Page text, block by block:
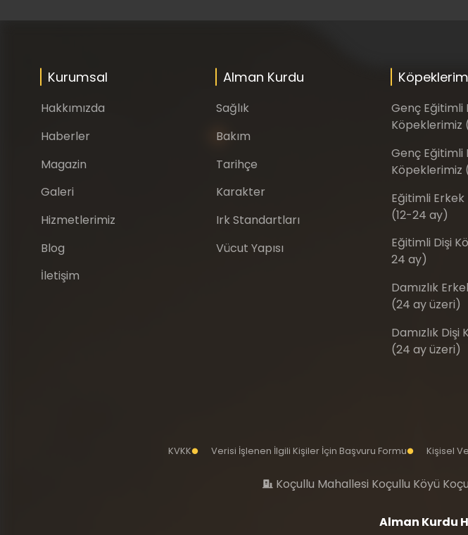
Kurumsal
Hakkımızda
Haberler
Magazin
Galeri
Hizmetlerimiz
Blog
İletişim
Alman Kurdu
Sağlık
Bakım
Tarihçe
Karakter
Irk Standartları
Vücut Yapısı
Genç Eğitimli
Köpeklerimiz
Genç Eğitimli
Köpeklerimiz
Eğitimli
(12-24 ay)
Eğitimli Dişi
24 ay)
Damızlık
(24 ay üzeri)
Damızlık
(24 ay üzeri)
KVKK Verisi İşlenen İlgili Kişiler İçin Başvuru Formu Kişisel
Koçullu Mahallesi Koçullu Köyü
Alman Kurdu